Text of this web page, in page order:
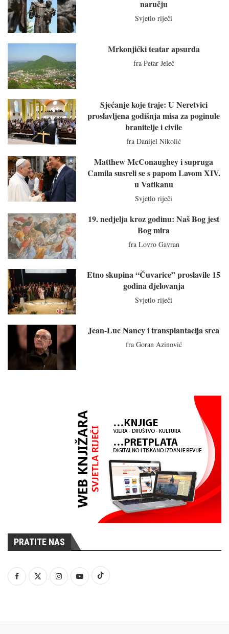
naručju
Svjetlo riječi
Mrkonjićki teatar apsurda
fra Petar Jeleč
Sjećanje koje traje: U Neretvici
proslavljena godišnja misa za poginule
branitelje i civile
fra Danijel Nikolić
Matthew McConaughey i supruga
Camila susreli se s papom Lavom XIV.
u Vatikanu
Svjetlo riječi
19. nedjelja kroz godinu: Naš Bog jest
Bog mira
fra Lovro Gavran
Etno skupina “Čuvarice” proslavile 15
godina djelovanja
Svjetlo riječi
Jean-Luc Nancy i transplantacija srca
fra Goran Azinović
PRATITE NAS